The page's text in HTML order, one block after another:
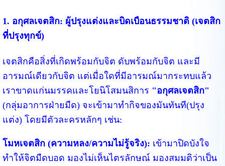
1. อกุศลเจตสิก: ผู้ปรุงแต่งและบิดเบือนธรรมชาติ (เจตสิก
ที่ปรุงทุกข์)
เจตสิกคือสิ่งที่เกิดพร้อมกับจิต ดับพร้อมกับจิต และมี
อารมณ์เดียวกับจิต แต่เมื่อใดที่มีอารมณ์มากระทบแล้ว
เราขาดแก่นมรรคและโยนิโสมนสิการ "อกุศลเจตสิก"
(กลุ่มอาการฝ่ายมืด) จะเข้ามาทำกิจของมันทันที(ปรุง
แต่ง) โดยมีตัวละครหลักๆ เช่น:
โมหเจตสิก (ความหลง/ความไม่รู้จริง): เข้ามาปิดบังใจ
ทำให้จิตมืดบอด มองไม่เห็นไตรลักษณ์ มองสมมติว่าเป็น